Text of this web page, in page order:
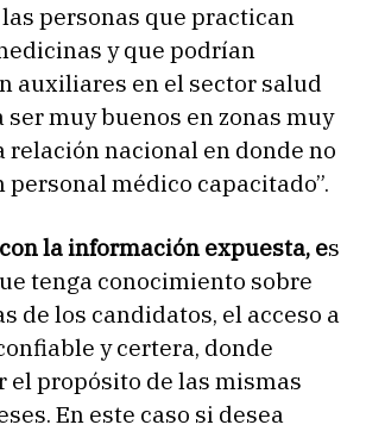
personas que practican
y que podrían
auxiliares en el sector salud
muy buenos en zonas muy
relación nacional en donde no
personal médico capacitado”.
la información expuesta, es
tenga conocimiento sobre
de los candidatos, el acceso a
y certera, donde
el propósito de las mismas
En este caso si desea